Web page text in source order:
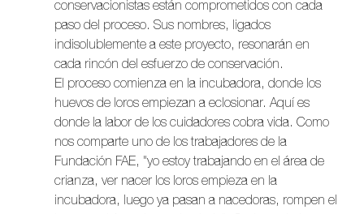
conservacionistas están comprometidos con cada
paso del proceso. Sus nombres, ligados
indisolublemente a este proyecto, resonarán en
cada rincón del esfuerzo de conservación.
El proceso comienza en la incubadora, donde los
huevos de loros empiezan a eclosionar. Aquí es
donde la labor de los cuidadores cobra vida. Como
nos comparte uno de los trabajadores de la
Fundación FAE, "yo estoy trabajando en el área de
crianza, ver nacer los loros empieza en la
incubadora, luego ya pasan a nacedoras, rompen el